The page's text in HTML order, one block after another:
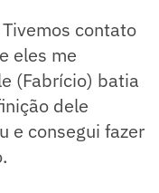
contato
eles me
(Fabrício) batia
dele
e consegui fazer